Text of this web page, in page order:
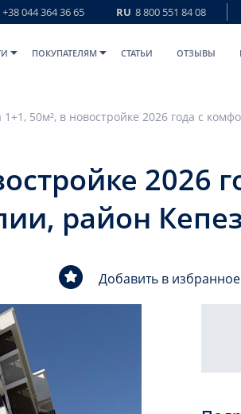
+38 044 364 36 65 RU 8 800 551 84 08
ПОКУПАТЕЛЯМ СТАТЬИ ОТЗЫВЫ
2026
район
Добавить в избранное